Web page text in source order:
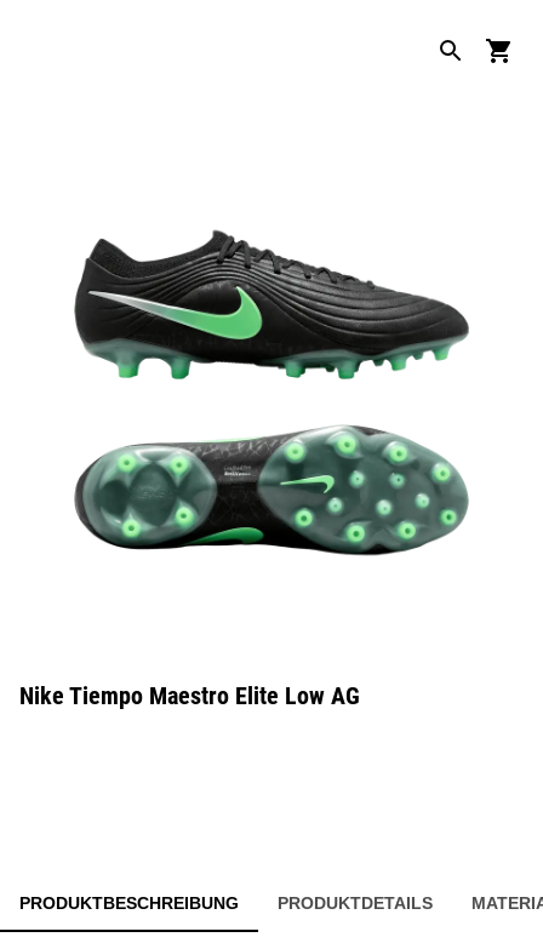
Nike Tiempo Maestro Elite Low AG
PRODUKTBESCHREIBUNG PRODUKTDETAILS